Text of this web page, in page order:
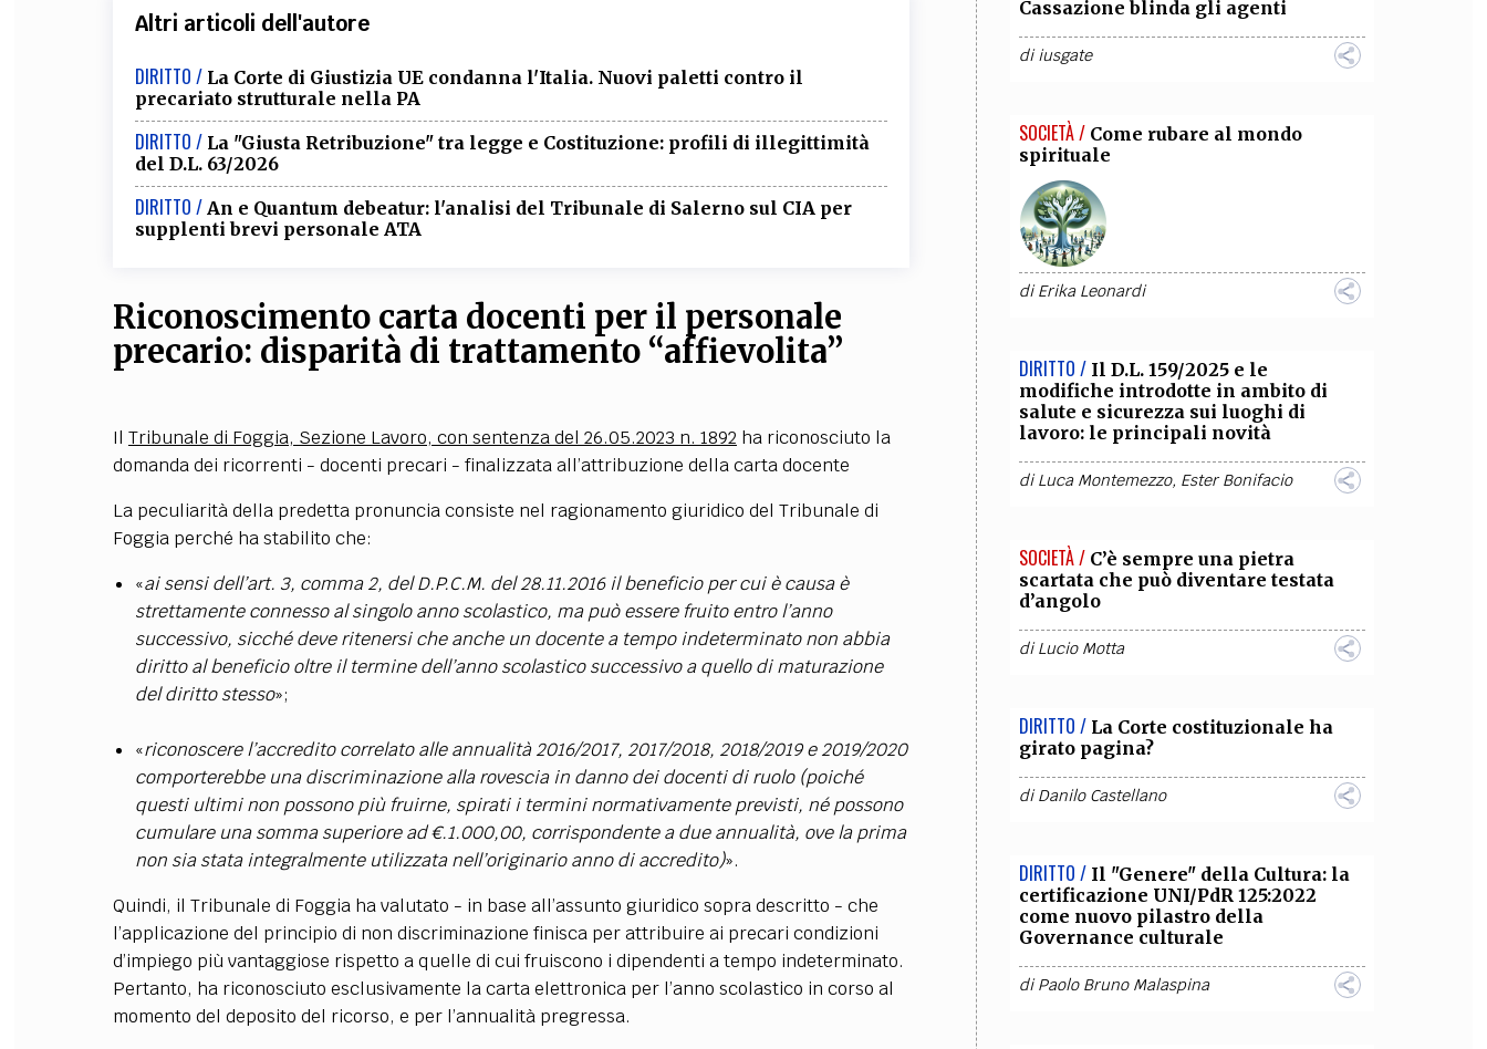
Altri articoli dell'autore
DIRITTO / La Corte di Giustizia UE condanna l'Italia. Nuovi paletti contro il
precariato strutturale nella PA
DIRITTO / La "Giusta Retribuzione" tra legge e Costituzione: profili di illegittimità
del D.L. 63/2026
DIRITTO / An e Quantum debeatur: l'analisi del Tribunale di Salerno sul CIA per
supplenti brevi personale ATA
Riconoscimento carta docenti per il personale
precario: disparità di trattamento “affievolita”
Il Tribunale di Foggia, Sezione Lavoro, con sentenza del 26.05.2023 n. 1892 ha riconosciuto la
domanda dei ricorrenti - docenti precari - finalizzata all’attribuzione della carta docente
La peculiarità della predetta pronuncia consiste nel ragionamento giuridico del Tribunale di
Foggia perché ha stabilito che:
«ai sensi dell’art. 3, comma 2, del D.P.C.M. del 28.11.2016 il beneficio per cui è causa è
strettamente connesso al singolo anno scolastico, ma può essere fruito entro l’anno
successivo, sicché deve ritenersi che anche un docente a tempo indeterminato non abbia
diritto al beneficio oltre il termine dell’anno scolastico successivo a quello di maturazione
del diritto stesso»;
«riconoscere l’accredito correlato alle annualità 2016/2017, 2017/2018, 2018/2019 e 2019/2020
comporterebbe una discriminazione alla rovescia in danno dei docenti di ruolo (poiché
questi ultimi non possono più fruirne, spirati i termini normativamente previsti, né possono
cumulare una somma superiore ad €.1.000,00, corrispondente a due annualità, ove la prima
non sia stata integralmente utilizzata nell’originario anno di accredito)».
Quindi, il Tribunale di Foggia ha valutato - in base all’assunto giuridico sopra descritto - che
l’applicazione del principio di non discriminazione finisca per attribuire ai precari condizioni
d’impiego più vantaggiose rispetto a quelle di cui fruiscono i dipendenti a tempo indeterminato.
Pertanto, ha riconosciuto esclusivamente la carta elettronica per l’anno scolastico in corso al
momento del deposito del ricorso, e per l’annualità pregressa.
Cassazione blinda gli agenti
diiusgate
SOCIETÀ / Come rubare al mondo
spirituale
diErika Leonardi
DIRITTO / Il D.L. 159/2025 e le
modifiche introdotte in ambito di
salute e sicurezza sui luoghi di
lavoro: le principali novità
diLuca Montemezzo, Ester Bonifacio
SOCIETÀ / C’è sempre una pietra
scartata che può diventare testata
d’angolo
diLucio Motta
DIRITTO / La Corte costituzionale ha
girato pagina?
diDanilo Castellano
DIRITTO / Il "Genere" della Cultura: la
certificazione UNI/PdR 125:2022
come nuovo pilastro della
Governance culturale
diPaolo Bruno Malaspina